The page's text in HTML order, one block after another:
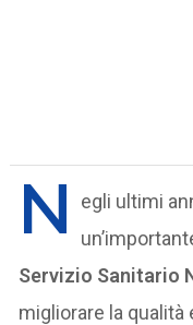
N
egli ultimi
Servizio Sanitario
migliorare la qualità